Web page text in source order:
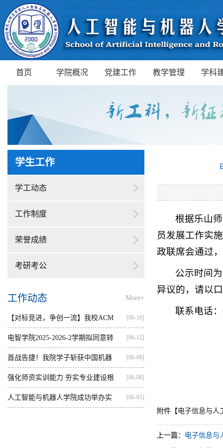
首页 学院概况 党建工作 教学管理 学科
学生工作
学工动态
工作制度
荣誉成绩
考研考公
工作动态 More+
【对标竞进，争创一流】我校ACM
集训...
[06-16]
电智学院2025-2026-2学期拟同意转
出...
[06-12]
首战告捷！我院学子斩获中国机器
人...
[06-08]
强化师资实训能力 夯实专业建设根
基...
[06-08]
人工智能与机器人学院成功举办实 [06-05]
根据乐山
员发展工作实
政联席会通过
公示时间
异议的，请以
联系电话
附件【电子信息与人
上一篇： 电子信息与